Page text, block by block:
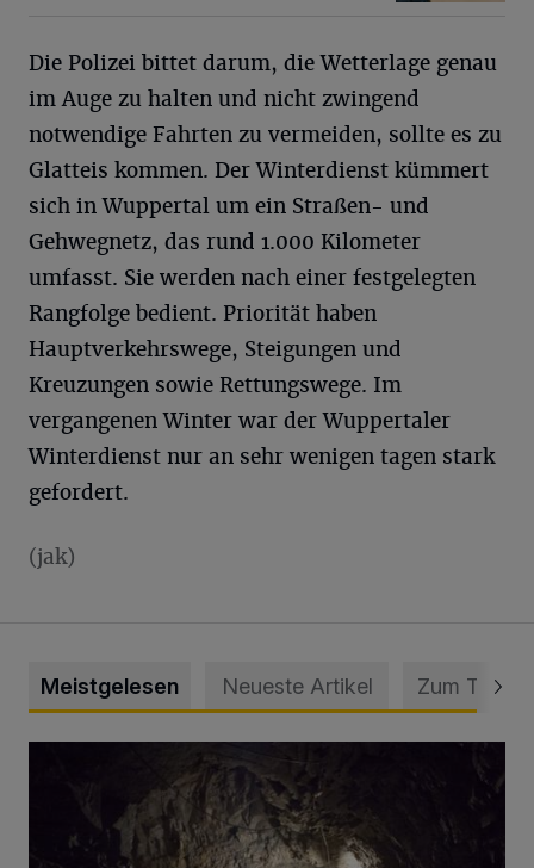
Die Polizei bittet darum, die Wetterlage genau
im Auge zu halten und nicht zwingend
notwendige Fahrten zu vermeiden, sollte es zu
Glatteis kommen. Der Winterdienst kümmert
sich in Wuppertal um ein Straßen- und
Gehwegnetz, das rund 1.000 Kilometer
umfasst. Sie werden nach einer festgelegten
Rangfolge bedient. Priorität haben
Hauptverkehrswege, Steigungen und
Kreuzungen sowie Rettungswege. Im
vergangenen Winter war der Wuppertaler
Winterdienst nur an sehr wenigen tagen stark
gefordert.
(jak)
Meistgelesen Neueste Artikel Zum Thema